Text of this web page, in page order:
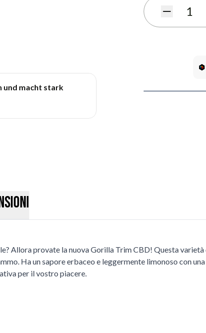
und macht stark
Quantità
Allora provate la nuova Gorilla Trim CBD! Questa
Ha un sapore erbaceo e leggermente limonoso con
per il vostro piacere.